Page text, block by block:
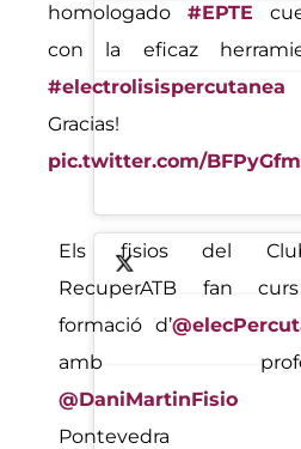
homologado #EPTE
con la eficaz
#electrolisispercutanea
Gracias!
pic.twitter.com/
Els fisios del
RecuperATB fan
formació d’
amb
@DaniMartinFisio
Pontevedra